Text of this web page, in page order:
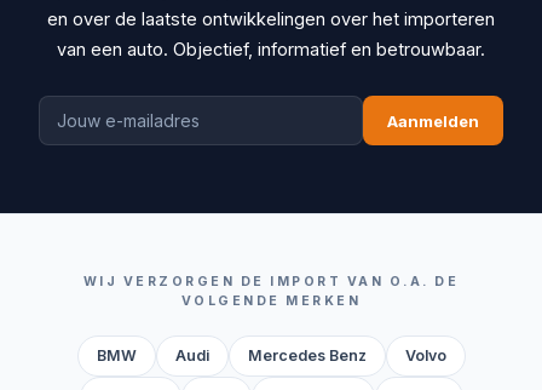
en over de laatste ontwikkelingen over het importeren
van een auto. Objectief, informatief en betrouwbaar.
Aanmelden
WIJ VERZORGEN DE IMPORT VAN O.A. DE
VOLGENDE MERKEN
BMW Audi Mercedes Benz Volvo